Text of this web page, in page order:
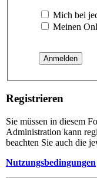
Mich bei
Meinen
Registrieren
Sie müssen in diesem
Administration kann
beachten Sie auch die
Nutzungsbedingungen